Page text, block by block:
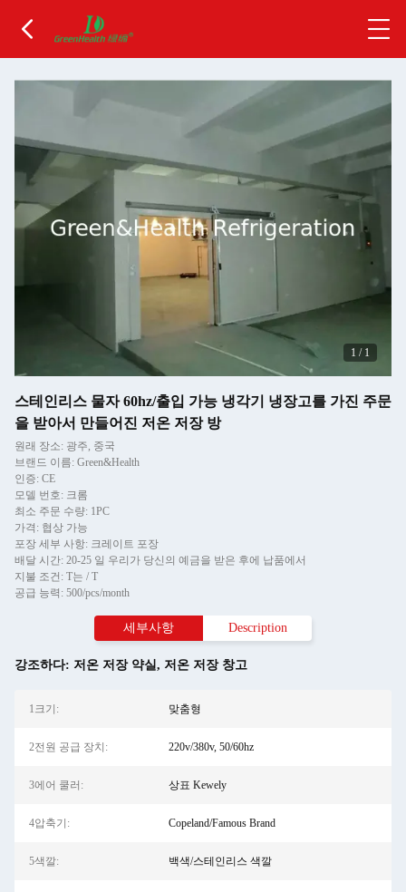
1 / 1
스테인리스 물자 60hz/출입 가능 냉각기 냉장고를 가진 주문
을 받아서 만들어진 저온 저장 방
원래 장소: 광주, 중국
브랜드 이름: Green&Health
인증: CE
모델 번호: 크롬
최소 주문 수량: 1PC
가격: 협상 가능
포장 세부 사항: 크레이트 포장
배달 시간: 20-25 일 우리가 당신의 예금을 받은 후에 납품에서
지불 조건: T는 / T
공급 능력: 500/pcs/month
세부사항 Description
강조하다: 저온 저장 약실, 저온 저장 창고
1크기: 맞춤형
2전원 공급 장치: 220v/380v, 50/60hz
3에어 쿨러: 상표 Kewely
4압축기: Copeland/Famous Brand
5색깔: 백색/스테인리스 색깔